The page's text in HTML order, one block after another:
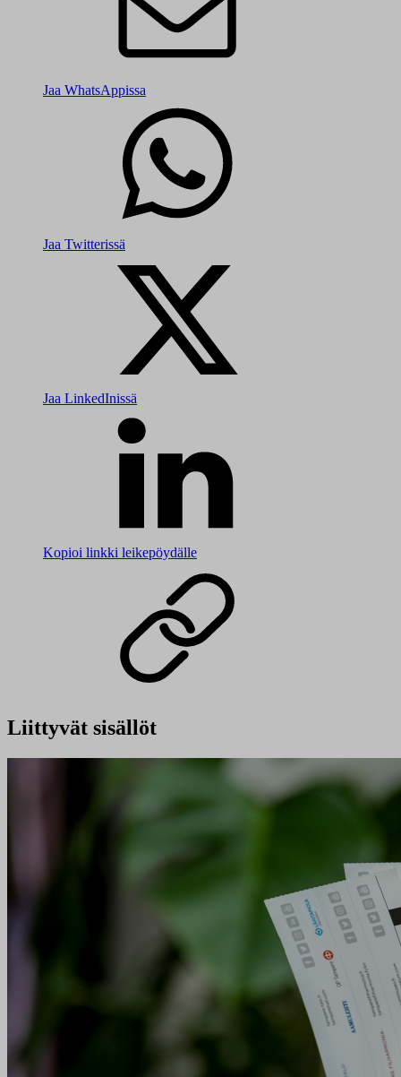
Jaa WhatsAppissa
Jaa Twitterissä
Jaa LinkedInissä
Kopioi linkki leikepöydälle
Liittyvät sisällöt